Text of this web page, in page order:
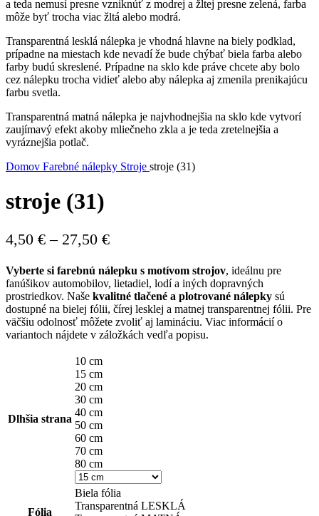
a teda nemusí presne vzniknúť z modrej a žltej presne zelená, farba
môže byť trocha viac žltá alebo modrá.
Transparentná lesklá nálepka je vhodná hlavne na biely podklad,
prípadne na miestach kde nevadí že bude chýbať biela farba alebo
farby budú skreslené. Prípadne na sklo kde práve chcete aby bolo
cez nálepku trocha vidieť alebo aby nálepka aj zmenila prenikajúcu
farbu svetla.
Transparentná matná nálepka je najvhodnejšia na sklo kde vytvorí
zaujímavý efekt akoby mliečneho zkla a je teda zretelnejšia a
vyráznejšia potlač.
Domov Farebné nálepky Stroje stroje (31)
stroje (31)
4,50 € – 27,50 €Price
4,50 €
through
27,50 €
Vyberte si farebnú nálepku s motívom strojov, ideálnu pre
fanúšikov automobilov, lietadiel, lodí a iných dopravných
prostriedkov. Naše kvalitné tlačené a plotrované nálepky sú
dostupné na bielej fólii, čírej lesklej a matnej transparentnej fólii. Pre
väčšiu odolnosť môžete zvoliť aj lamináciu. Viac informácií o
variantoch nájdete v záložkách vedľa popisu.
Dlhšia strana
10 cm
15 cm
20 cm
30 cm
40 cm
50 cm
60 cm
70 cm
80 cm
Fólia
Biela fólia
Transparentná LESKLÁ